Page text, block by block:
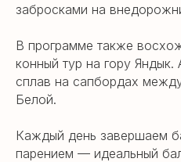
забросками на
В программе также
конный тур на гору
сплав на сапбордах
Белой.
Каждый день завершаем
парением — идеальный